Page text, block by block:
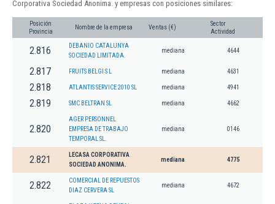
Corporativa Sociedad Anonima. y empresas con posiciones similares:
Posición
Provincia
Nombre de la empresa Ventas (€)
Sector
Actividad
2.816
DEBANIO CATALUNYA
SOCIEDAD LIMITADA.
mediana 4644
2.817 FRUITS BELGI S L mediana 4631
2.818 ATLANTIS SERVICE 2010 SL mediana 4941
2.819 SMC BELTRAN SL mediana 4662
2.820
AGER PERSONNEL
EMPRESA DE TRABAJO
TEMPORAL SL.
mediana 0146
2.821
LECASA CORPORATIVA
SOCIEDAD ANONIMA.
mediana 4775
2.822
COMERCIAL DE REPUESTOS
DIAZ CERVERA SL
mediana 4672